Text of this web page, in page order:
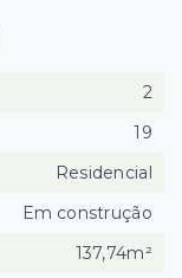
2
19
Residencial
Em construção
137,74m²